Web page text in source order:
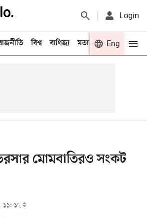
Login
বিশ্ব বাণিজ্য মতামত খেলা
Eng
মোমবাতিরও সংকট
১৭